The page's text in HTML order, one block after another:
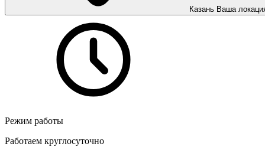
Казань Ваша
Режим работы
Работаем круглосуточно